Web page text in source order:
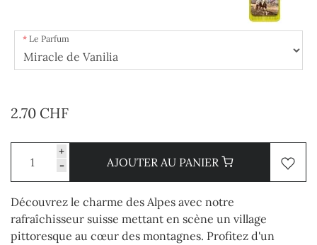
Le Parfum
2.70 CHF
+
-
AJOUTER AU PANIER
Découvrez le charme des Alpes avec notre
rafraîchisseur suisse mettant en scène un village
pittoresque au cœur des montagnes. Profitez d'un